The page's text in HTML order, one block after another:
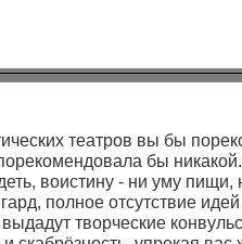
театров вы бы
бы
воистину - ни уму пищи,
полное отсутствие идей
творческие